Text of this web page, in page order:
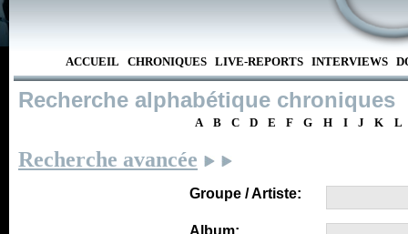
ACCUEIL CHRONIQUES LIVE-REPORTS INTERVIEWS
Recherche alphabétique chroniques
A B C D E F G H I J K L
Recherche avancée
Groupe / Artiste:
Album: